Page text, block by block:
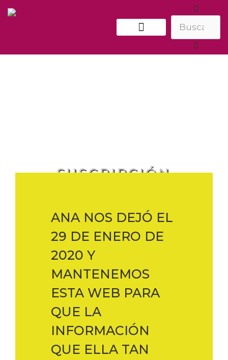
SUSCRIPCIÓN
ANA NOS DEJÓ EL
29 DE ENERO DE
2020 Y
MANTENEMOS
ESTA WEB PARA
QUE LA
INFORMACIÓN
QUE ELLA TAN